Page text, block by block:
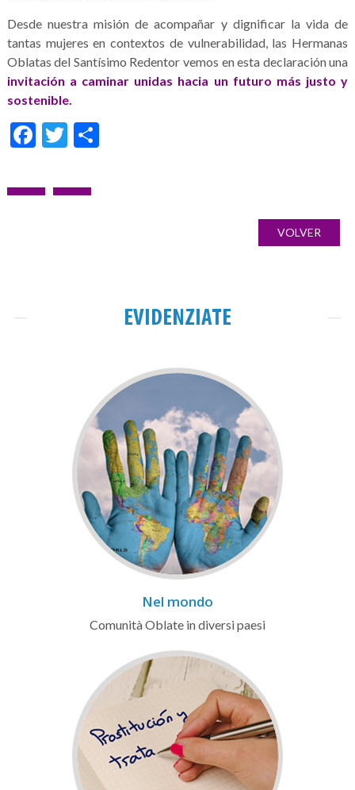
Desde nuestra misión de acompañar y dignificar la vida de
tantas mujeres en contextos de vulnerabilidad, las Hermanas
Oblatas del Santísimo Redentor vemos en esta declaración una
invitación a caminar unidas hacia un futuro más justo y
sostenible.
Facebook
Twitter
Condividi
Navigazione
ARTICOLOARTICOLO
VOLVER
EVIDENZIATE
Nel mondo
Comunità Oblate in diversi paesi